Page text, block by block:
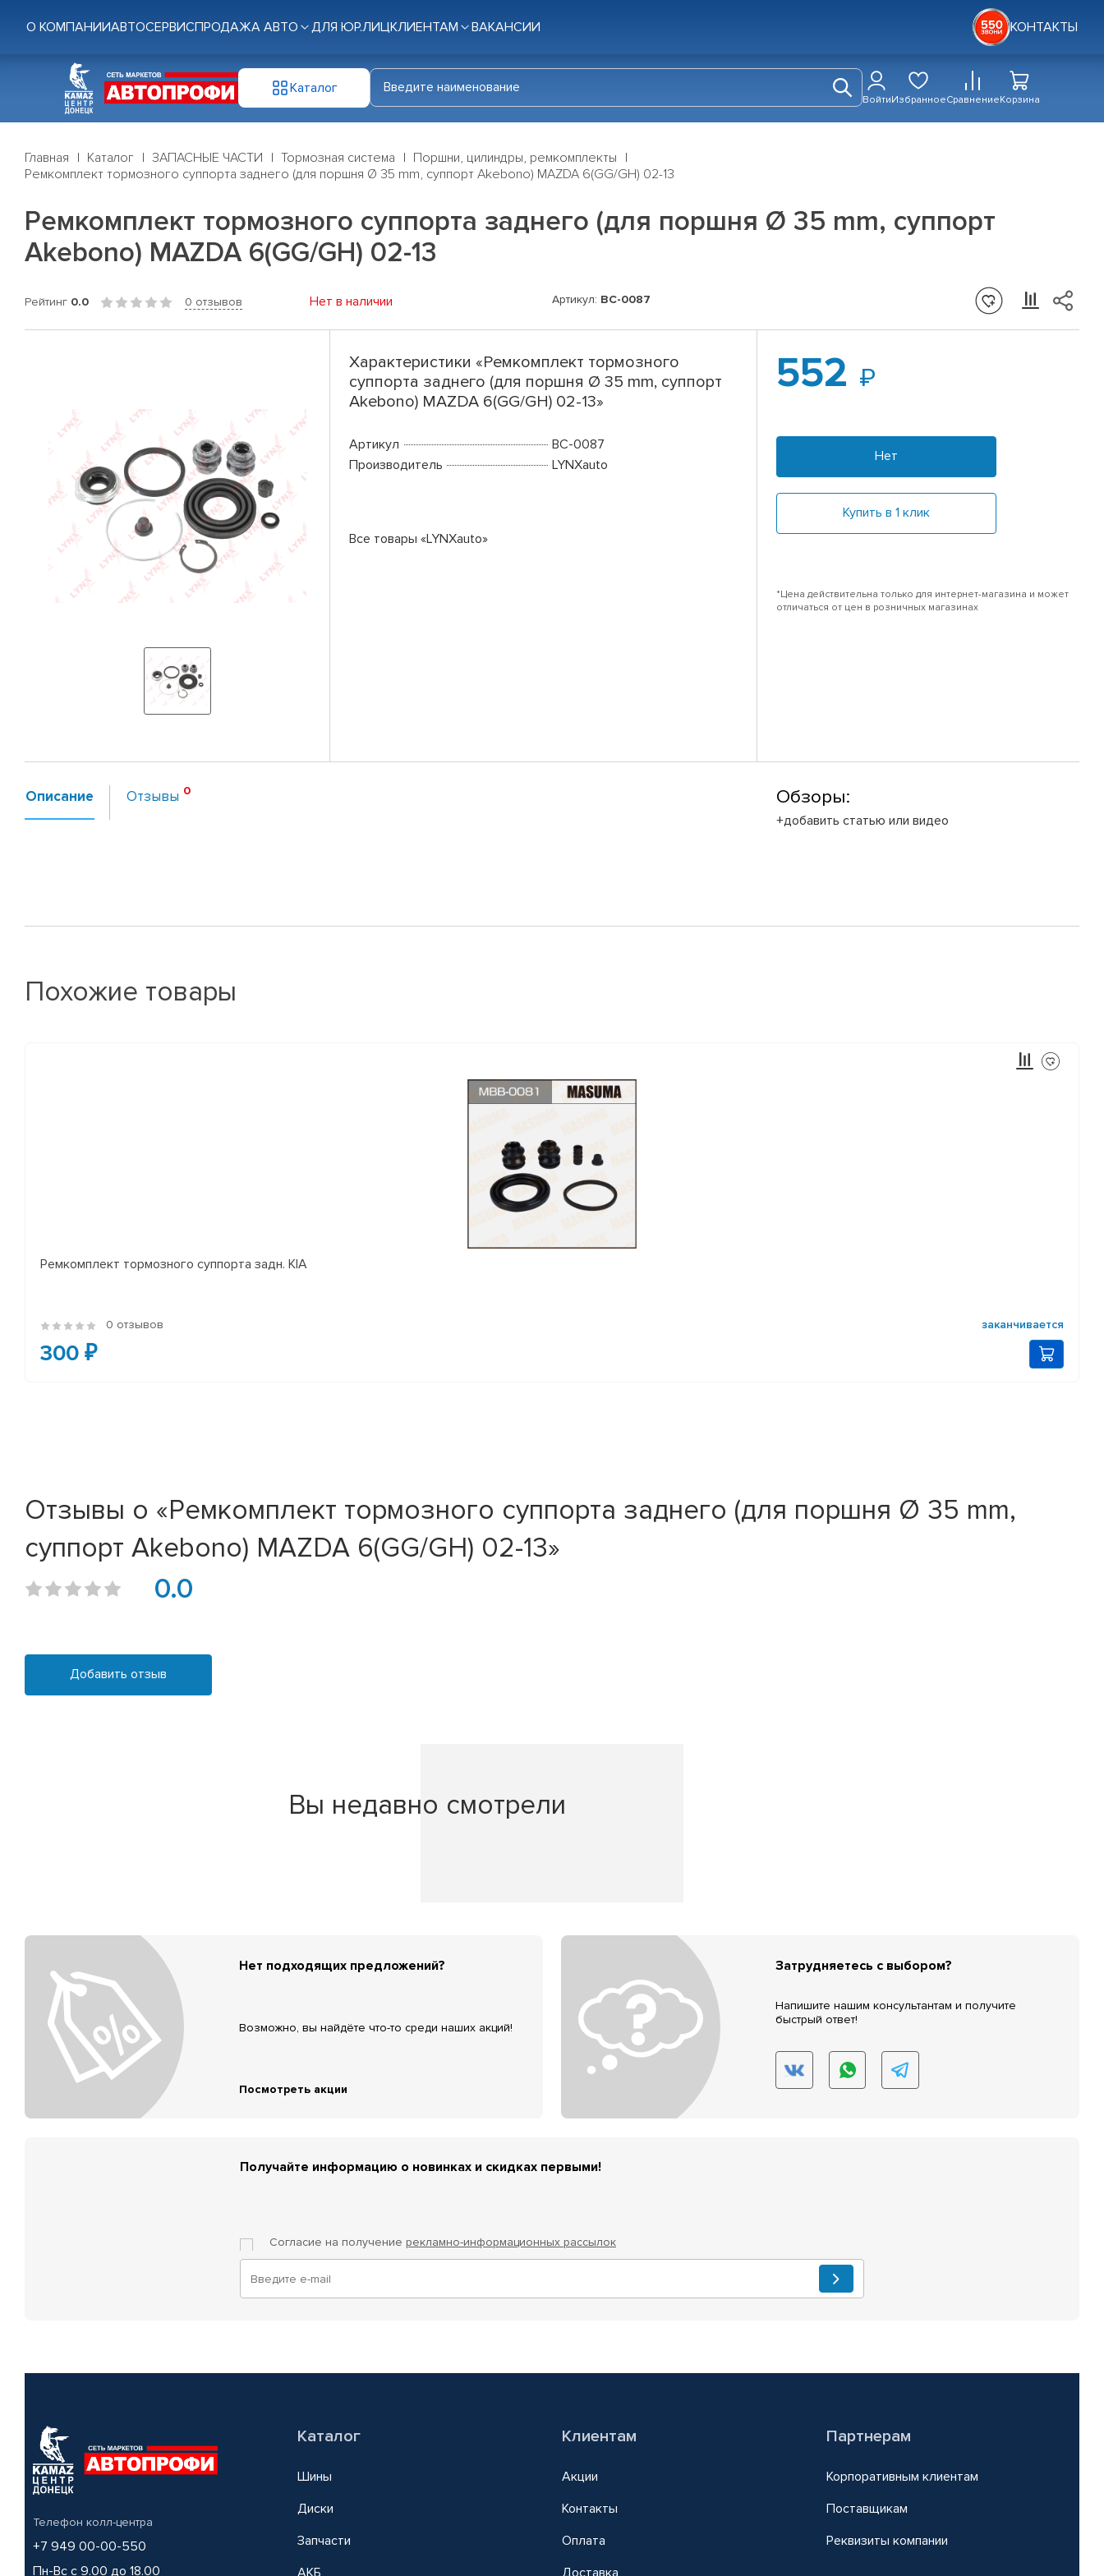
О КОМПАНИИАВТОСЕРВИСПРОДАЖА АВТО ДЛЯ ЮР.ЛИЦКЛИЕНТАМ ВАКАНСИИ КОНТАКТЫ
Каталог
ВойтиИзбранноеСравнениеКорзина
Главная Каталог ЗАПАСНЫЕ ЧАСТИ Тормозная система
Поршни, цилиндры, ремкомплекты
Ремкомплект тормозного суппорта заднего (для поршня Ø 35 mm, суппорт Akebono) MAZDA 6(GG/GH) 02-13
Ремкомплект тормозного суппорта заднего (для поршня Ø 35 mm, суппорт
Akebono) MAZDA 6(GG/GH) 02-13
Рейтинг 0.0 0 отзывов Нет в наличии Артикул: BC-0087
Характеристики «Ремкомплект тормозного
суппорта заднего (для поршня Ø 35 mm, суппорт
Akebono) MAZDA 6(GG/GH) 02-13»
Артикул
BC-0087
Производитель
LYNXauto
Все товары «LYNXauto»
552
Нет
Купить в 1 клик
*Цена действительна только для интернет-магазина и может
отличаться от цен в розничных магазинах
Описание Отзывы Обзоры:
+добавить статью или видео
Похожие товары
Ремкомплект тормозного суппорта задн. KIA
0 отзывов заканчивается
300 ₽
Отзывы о «Ремкомплект тормозного суппорта заднего (для поршня Ø 35 mm,
суппорт Akebono) MAZDA 6(GG/GH) 02-13»
0.0
Добавить отзыв
Вы недавно смотрели
Нет подходящих предложений?
Возможно, вы найдёте что-то среди наших акций!
Посмотреть акции
Затрудняетесь с выбором?
Напишите нашим консультантам и получите
быстрый ответ!
Получайте информацию о новинках и скидках первыми!
Согласие на получение рекламно-информационных рассылок
Телефон колл-центра
+7 949 00-00-550
Пн-Вс с 9.00 до 18.00
Каталог
Шины
Диски
Запчасти
АКБ
Клиентам
Акции
Контакты
Оплата
Доставка
Партнерам
Корпоративным клиентам
Поставщикам
Реквизиты компании